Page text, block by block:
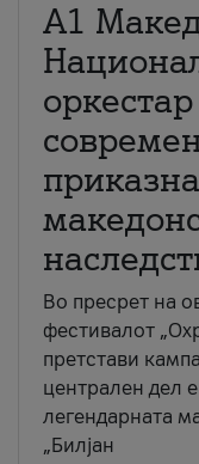
А1
Во пресрет на
фестивалот
претстави
централен дел
легендарната
„Билјан